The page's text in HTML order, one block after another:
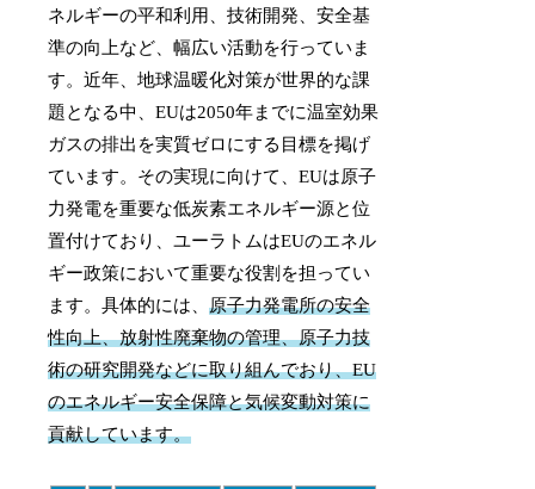
ネルギーの平和利用、技術開発、安全基
準の向上など、幅広い活動を行っていま
す。近年、地球温暖化対策が世界的な課
題となる中、EUは2050年までに温室効果
ガスの排出を実質ゼロにする目標を掲げ
ています。その実現に向けて、EUは原子
力発電を重要な低炭素エネルギー源と位
置付けており、ユーラトムはEUのエネル
ギー政策において重要な役割を担ってい
ます。具体的には、原子力発電所の安全
性向上、放射性廃棄物の管理、原子力技
術の研究開発などに取り組んでおり、EU
のエネルギー安全保障と気候変動対策に
貢献しています。